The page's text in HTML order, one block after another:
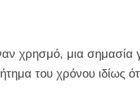
χρησμό, μια σημασία
του χρόνου ιδίως